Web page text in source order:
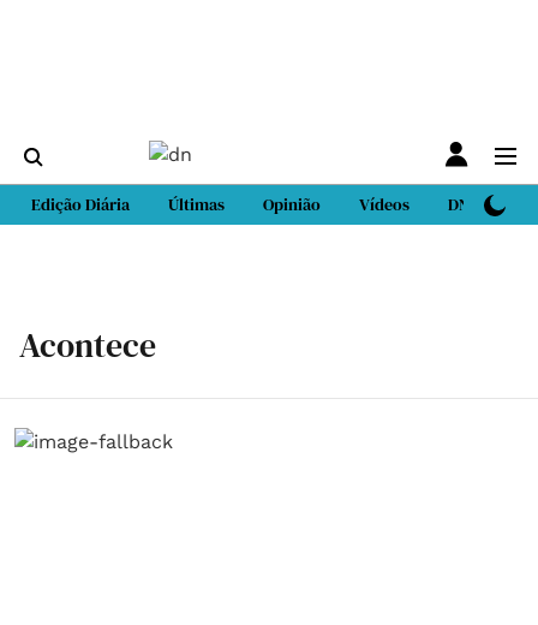
Edição Diária Últimas Opinião Vídeos DN Sport
Acontece